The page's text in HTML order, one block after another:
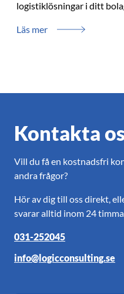
logistiklösningar i ditt
Läs mer
Kontakta
Vill du få en kostnadsfri
andra frågor?
Hör av dig till oss direkt,
svarar alltid inom 24
031-252045
info@logicconsulting.se